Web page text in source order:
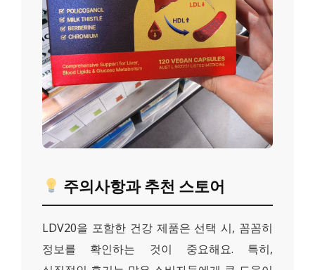
주의사항과 추천 스토어
LDV20을 포함한 건강 제품은 선택 시, 꼼꼼히
정보를 확인하는 것이 중요해요. 특히,